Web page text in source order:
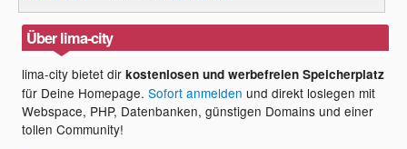
Über lima-city
lima-city bietet dirkostenlosen und werbefreien Speicherplatz
für Deine Homepage.Sofort anmelden und direkt loslegen mit
Webspace, PHP, Datenbanken, günstigen Domains und einer
tollen Community!